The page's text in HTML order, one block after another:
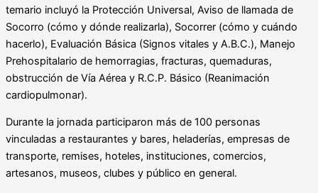
temario incluyó la Protección Universal, Aviso de llamada de
Socorro (cómo y dónde realizarla), Socorrer (cómo y cuándo
hacerlo), Evaluación Básica (Signos vitales y A.B.C.), Manejo
Prehospitalario de hemorragias, fracturas, quemaduras,
obstrucción de Vía Aérea y R.C.P. Básico (Reanimación
cardiopulmonar).
Durante la jornada participaron más de 100 personas
vinculadas a restaurantes y bares, heladerías, empresas de
transporte, remises, hoteles, instituciones, comercios,
artesanos, museos, clubes y público en general.